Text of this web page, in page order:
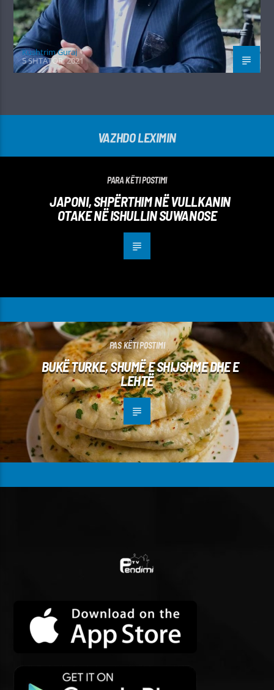
Kushtrim Guraj
5 SHTATOR, 2021
VAZHDO LEXIMIN
PARA KËTI POSTIMI
JAPONI, SHPËRTHIM NË VULLKANIN
OTAKE NË ISHULLIN SUWANOSE
PAS KËTI POSTIMI
BUKË TURKE, SHUMË E SHIJSHME DHE E
LEHTË